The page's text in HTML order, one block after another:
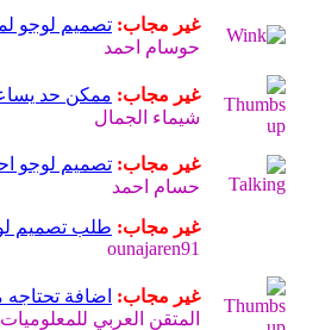
غير مجاب: تصميم لوجو
حوسام احمد
غير مجاب: ممكن حد
شيماء الجمال
غير مجاب: تصميم لوجو
حسام احمد
غير مجاب: طلب تصميم
ounajaren91
غير مجاب: اضافة تحتاجه
المتقن العربي للمعلوميات